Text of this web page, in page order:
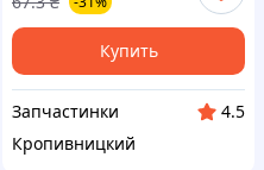
Купить
Запчастинки
4.5
Кропивницкий